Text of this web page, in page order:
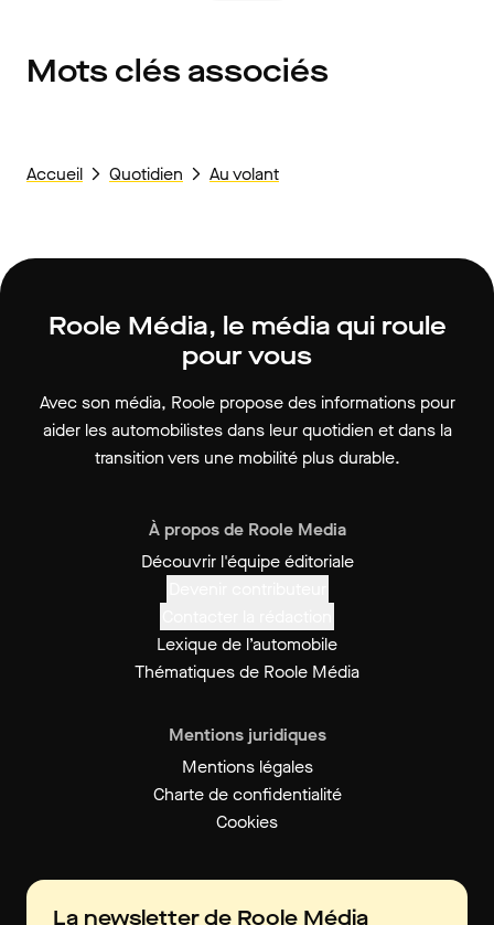
Mots clés associés
Accueil Quotidien Au volant
Roole Média, le média qui roule
pour vous
Avec son média, Roole propose des informations pour
aider les automobilistes dans leur quotidien et dans la
transition vers une mobilité plus durable.
À propos de Roole Media
Découvrir l'équipe éditoriale
Lexique de l’automobile
Thématiques de Roole Média
Mentions juridiques
Mentions légales
Charte de confidentialité
Cookies
La newsletter de Roole Média